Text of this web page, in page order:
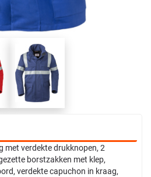
met verdekte drukknopen, 2
borstzakken met klep,
verdekte capuchon in kraag,